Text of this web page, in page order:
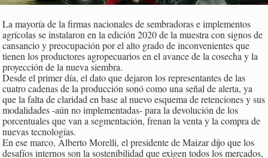
La mayoría de la firmas nacionales de sembradoras e implementos
agrícolas se instalaron en la edición 2020 de la muestra con signos de
cansancio y preocupación por el alto grado de inconvenientes que
tienen los productores agropecuarios en el avance de la cosecha y la
proyección de la nueva siembra.
Desde el primer día, el dato que dejaron los representantes de las
cuatro cadenas de la producción sonó como una señal de alerta, ya
que la falta de claridad en base al nuevo esquema de retenciones y sus
modalidades -aún no implementadas- para la devolución de los
porcentuales que van a segmentación, frenan la venta y la compra de
nuevas tecnologías.
En ese marco, Alberto Morelli, el presidente de Maizar dijo que los
desafíos internos son la sostenibilidad que exigen todos los mercados,